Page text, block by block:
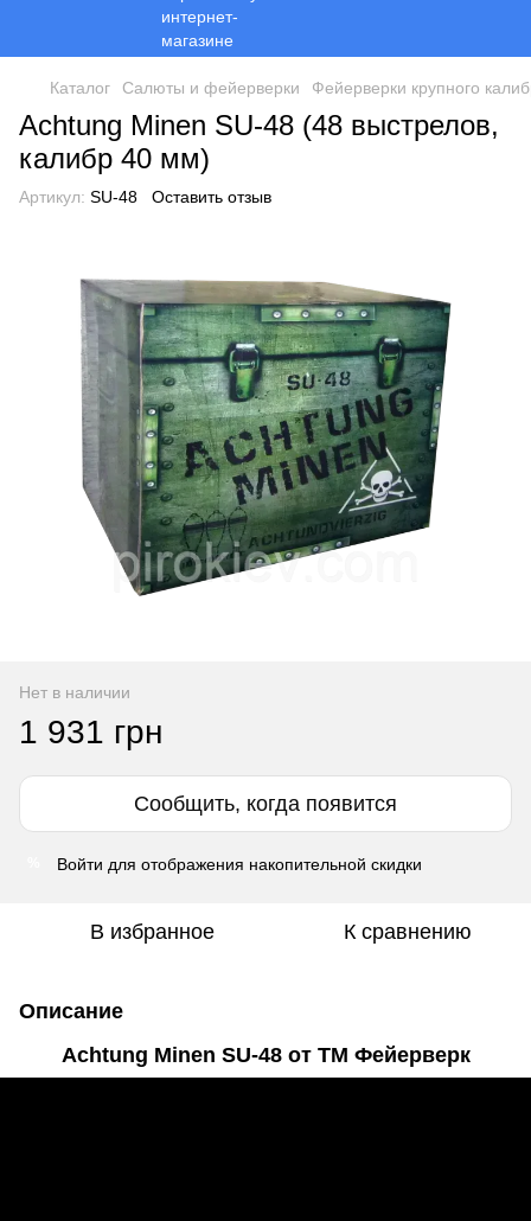
Каталог Салюты и фейерверки Фейерверки крупного
Achtung Minen SU-48 (48 выстрелов,
калибр 40 мм)
Артикул: SU-48 Оставить отзыв
Нет в наличии
1 931 грн
Сообщить, когда появится
Войти для отображения накопительной скидки
В избранное К сравнению
Описание
Achtung Minen SU-48 от ТМ Фейерверк